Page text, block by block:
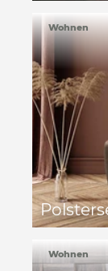
Wohnen
Wohnen